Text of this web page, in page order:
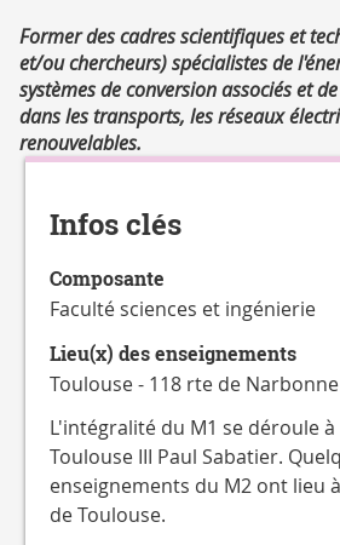
NOS
FORMATIONS
CATALOGUE
DES
FORMATIONS
Résumé
Former des cadres scientifiques et
et/ou chercheurs) spécialistes de
systèmes de conversion associés et
dans les transports, les réseaux
renouvelables.
Détails
Infos clés
Composante
Faculté sciences et ingénierie
Lieu(x) des enseignements
Toulouse - 118 rte de Narbonne
L'intégralité du M1 se déroule
Toulouse III Paul Sabatier.
enseignements du M2 ont lieu à
de Toulouse.